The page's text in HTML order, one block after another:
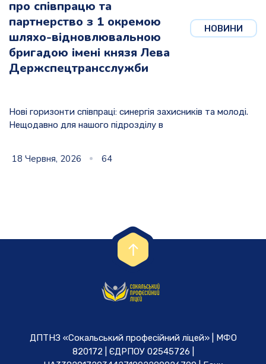
НОВИНИ
про співпрацю та
партнерство з 1 окремою
шляхо-відновлювальною
бригадою імені князя Лева
Держспецтрансслужби
Нові горизонти співпраці: синергія захисників та молоді.
Нещодавно для нашого підрозділу в
18 Червня, 2026 64
ДПТНЗ «Сокальський професійний ліцей» | МФО
820172 | ЄДРПОУ 02545726 |